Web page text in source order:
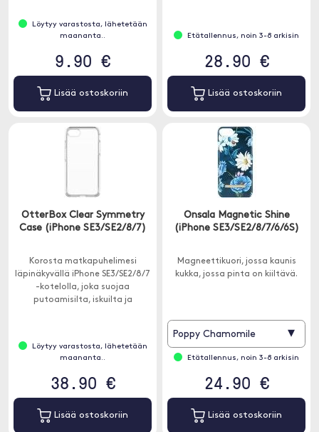
Löytyy varastosta, lähetetään
maananta..
9.90 €
Lisää ostoskoriin
Etätallennus, noin 3-8 arkisin
28.90 €
Lisää ostoskoriin
OtterBox Clear Symmetry
Case (iPhone SE3/SE2/8/7)
Korosta matkapuhelimesi
läpinäkyvällä iPhone SE3/SE2/8/7
-kotelolla, joka suojaa
putoamisilta, iskuilta ja
Löytyy varastosta, lähetetään
maananta..
38.90 €
Lisää ostoskoriin
Onsala Magnetic Shine
(iPhone SE3/SE2/8/7/6/6S)
Magneettikuori, jossa kaunis
kukka, jossa pinta on kiiltävä.
Poppy Chamomile ▾
Etätallennus, noin 3-8 arkisin
24.90 €
Lisää ostoskoriin